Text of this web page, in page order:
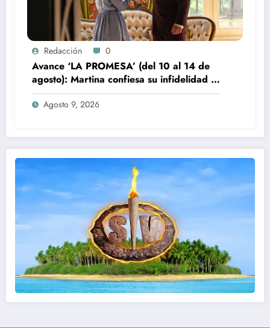
Redacción 0
Avance ‘LA PROMESA’ (del 10 al 14 de
agosto): Martina confiesa su infidelidad a
Jacobo
Agosto 9, 2026